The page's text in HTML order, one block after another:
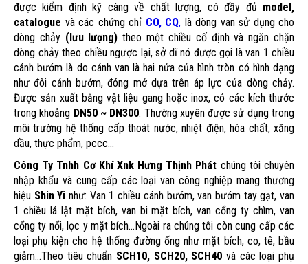
được kiểm định kỹ càng về chất lượng, có đầy đủ model,
catalogue và các chứng chỉ CO, CQ, là dòng van sử dụng cho
dòng chảy (lưu lượng) theo một chiều cố định và ngăn chặn
dòng chảy theo chiều ngược lại, sở dĩ nó được gọi là van 1 chiều
cánh bướm là do cánh van là hai nửa của hình tròn có hình dạng
như đôi cánh bướm, đóng mở dựa trên áp lực của dòng chảy.
Được sản xuất bằng vật liệu gang hoặc inox, có các kích thước
trong khoảng DN50 ~ DN300. Thường xuyên được sử dụng trong
môi trường hệ thống cấp thoát nước, nhiệt điện, hóa chất, xăng
dầu, thực phẩm, pccc...
Công Ty Tnhh Cơ Khí Xnk Hưng Thịnh Phát chúng tôi chuyên
nhập khẩu và cung cấp các loại van công nghiệp mang thương
hiệu Shin Yinhư: Van 1 chiều cánh bướm, van bướm tay gạt, van
1 chiều lá lật mặt bích, van bi mặt bích, van cổng ty chìm, van
cổng ty nổi, lọc y mặt bích...Ngoài ra chúng tôi còn cung cấp các
loại phụ kiện cho hệ thống đường ống như mặt bích, co, tê, bầu
giảm...Theo tiêu chuẩn SCH10, SCH20, SCH40 và các loại phụ